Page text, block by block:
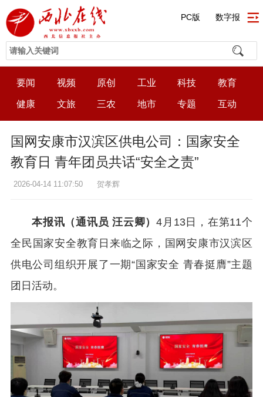
PC版 数字报
要闻 视频 原创 工业 科技 教育
健康 文旅 三农 地市 专题 互动
国网安康市汉滨区供电公司：国家安全
教育日 青年团员共话“安全之责”
2026-04-14 11:07:50 贺孝辉
本报讯（通讯员 汪云卿） 4月13日，在第11个
全民国家安全教育日来临之际，国网安康市汉滨区
供电公司组织开展了一期“国家安全 青春挺膺”主题
团日活动。